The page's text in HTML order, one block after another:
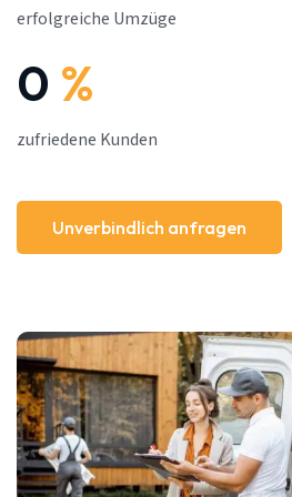
erfolgreiche Umzüge
0 %
zufriedene Kunden
Unverbindlich anfragen